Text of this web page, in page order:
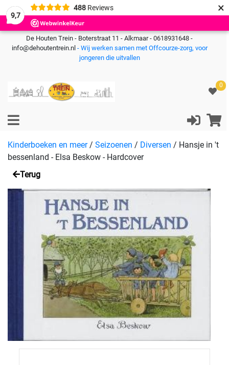
9,7
488 Reviews ×
De Houten Trein - Boterstraat 11 - Alkmaar - 0618931648 -
info@dehoutentrein.nl - Wij werken samen met Offcourze-zorg, voor
jongeren die uitvallen
0
Kinderboeken en meer / Seizoenen / Diversen / Hansje in 't
bessenland - Elsa Beskow - Hardcover
Terug